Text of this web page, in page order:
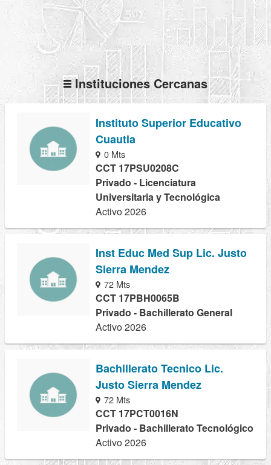
Instituciones Cercanas
Instituto Superior Educativo
Cuautla
0 Mts
CCT 17PSU0208C
Privado - Licenciatura
Universitaria y Tecnológica
Activo 2026
Inst Educ Med Sup Lic. Justo
Sierra Mendez
72 Mts
CCT 17PBH0065B
Privado - Bachillerato General
Activo 2026
Bachillerato Tecnico Lic.
Justo Sierra Mendez
72 Mts
CCT 17PCT0016N
Privado - Bachillerato Tecnológico
Activo 2026